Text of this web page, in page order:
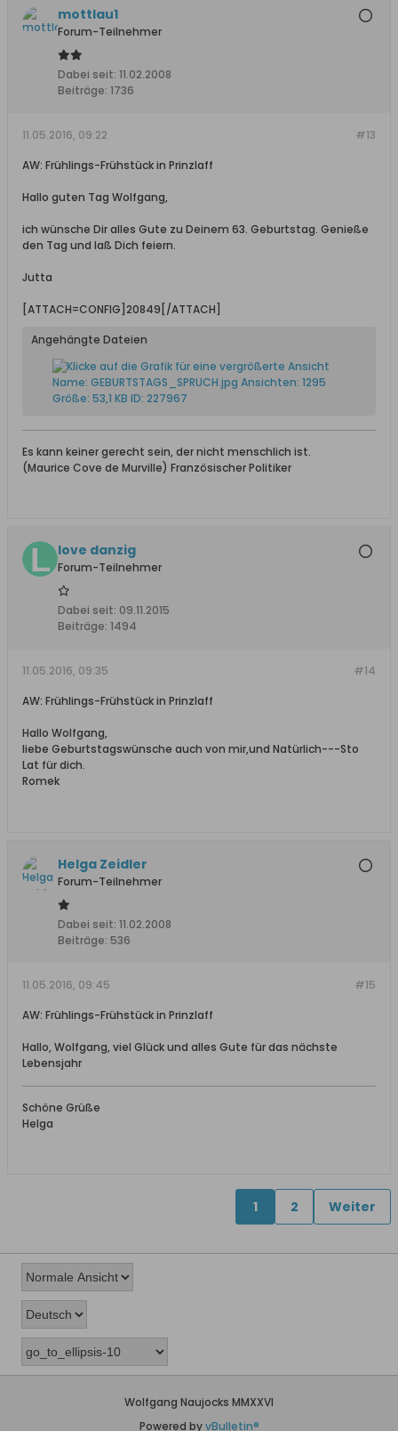
mottlau1
Forum-Teilnehmer
Dabei seit: 11.02.2008
Beiträge: 1736
#13
11.05.2016, 09:22
AW: Frühlings-Frühstück in Prinzlaff
Hallo guten Tag Wolfgang,
ich wünsche Dir alles Gute zu Deinem 63. Geburtstag. Genieße
den Tag und laß Dich feiern.
Jutta
[ATTACH=CONFIG]20849[/ATTACH]
Angehängte Dateien
Es kann keiner gerecht sein, der nicht menschlich ist.
(Maurice Cove de Murville) Französischer Politiker
love danzig
Forum-Teilnehmer
Dabei seit: 09.11.2015
Beiträge: 1494
#14
11.05.2016, 09:35
AW: Frühlings-Frühstück in Prinzlaff
Hallo Wolfgang,
liebe Geburtstagswünsche auch von mir,und Natürlich---Sto
Lat für dich.
Romek
Helga Zeidler
Forum-Teilnehmer
Dabei seit: 11.02.2008
Beiträge: 536
#15
11.05.2016, 09:45
AW: Frühlings-Frühstück in Prinzlaff
Hallo, Wolfgang, viel Glück und alles Gute für das nächste
Lebensjahr
Schöne Grüße
Helga
1 2 Weiter
Wolfgang Naujocks MMXXVI
Powered byvBulletin®